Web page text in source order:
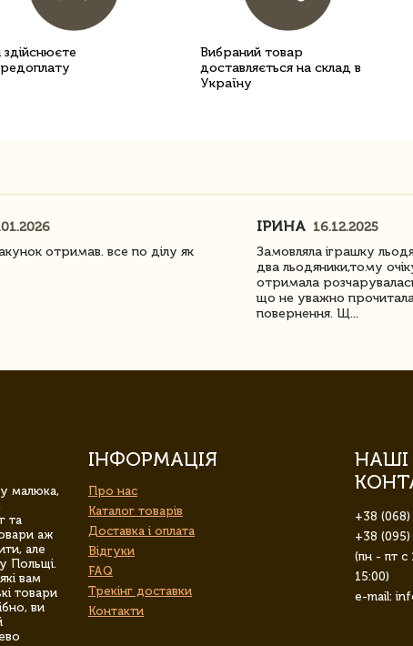
здійснюєте
Вибраний товар
доставляється на склад в
Україну
отримав. все по ділу як
ІРИНА 16.12.2025
Замовляла іграшку
два льодяники,тому
отримала
що не уважно
повернення. Щ...
малюка,
та
аж
але
Польщі.
вам
товари
ви
ІНФОРМАЦІЯ
Про нас
Каталог товарів
Доставка і оплата
Відгуки
FAQ
Трекінг доставки
Контакти
НАШІ
+38
+38
(пн - пт с
15:00)
e-mail: